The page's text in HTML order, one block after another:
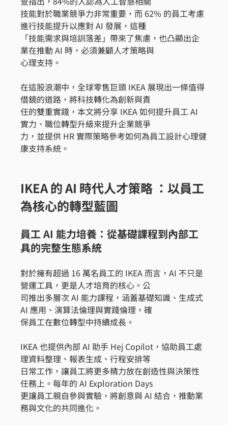
技能對於職業競爭力非常重要，而 62% 的員工考慮
進行技能提升以應對 AI 發展，這種
「技能需求與培訓落差」帶來了焦慮，也凸顯出企
業在推動 AI 時，必須兼顧人才策略與
心理支持。
在這股浪潮中，全球零售巨頭 IKEA 展現出一條值得
借鏡的道路，將科技轉化為創新與責
任的雙重實踐，本文將分享 IKEA 如何提升員工 AI
實力、職位轉型升級來提升企業競爭
力，並提供 HR 實際策略參考如何為員工設計心理健
康支持系統。
IKEA 的 AI 時代人才策略 ：以員工
為核心的轉型藍圖
員工 AI 能力培養：從基礎課程到內部工
具的完整生態系統
對於擁有超過 16 萬名員工的 IKEA 而言，AI 不只是
營運工具，更是人才培育的核心。公
司推出多層次 AI 能力課程，涵蓋基礎知識、生成式
AI 應用、演算法倫理與實踐倫理，確
保員工在數位轉型中持續成長。
IKEA 也提供內部 AI 助手 Hej Copilot，協助員工處
理資料整理、報表生成、行程安排等
日常工作，讓員工將更多精力放在創造性與決策性
任務上。每年的 AI Exploration Days
更讓員工親自參與實驗，將創意與 AI 結合，推動業
務與文化的共同進化。